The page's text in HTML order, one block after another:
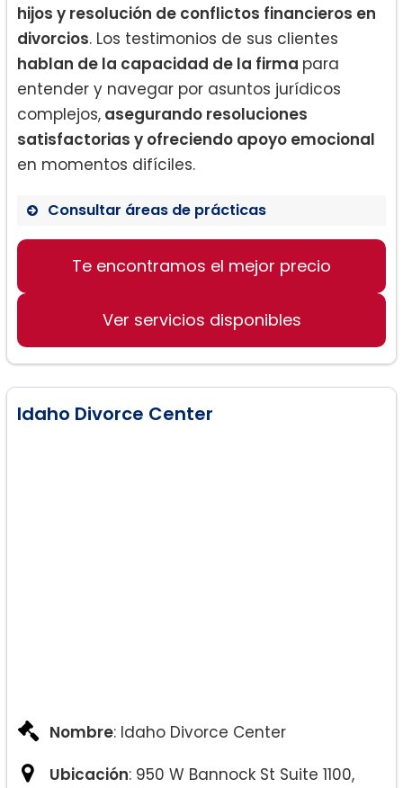
hijos y resolución de conflictos financieros en
divorcios. Los testimonios de sus clientes
hablan de la capacidad de la firma para
entender y navegar por asuntos jurídicos
complejos, asegurando resoluciones
satisfactorias y ofreciendo apoyo emocional
en momentos difíciles.
Consultar áreas de prácticas
Divorcios
Resoluciones financieras en casos de
divorcio
Te encontramos el mejor precio
Ver servicios disponibles
Idaho Divorce Center
Nombre: Idaho Divorce Center
Ubicación: 950 W Bannock St Suite 1100,